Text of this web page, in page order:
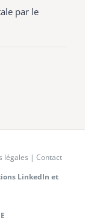
par le
légales | Contact
LinkedIn et